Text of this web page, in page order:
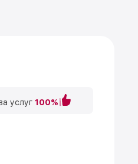
услуг 100%